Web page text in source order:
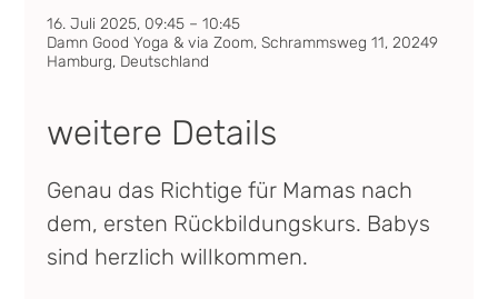
16. Juli 2025, 09:45 – 10:45
Damn Good Yoga & via Zoom, Schrammsweg 11, 20249
Hamburg, Deutschland
weitere Details
Genau das Richtige für Mamas nach
dem, ersten Rückbildungskurs. Babys
sind herzlich willkommen.